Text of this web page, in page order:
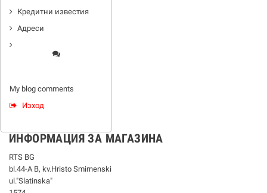
Кредитни известия
Адреси
My blog comments
Изход
ИНФОРМАЦИЯ ЗА МАГАЗИНА
RTS BG
bl.44-А В, kv.Hristo Smirnenski
ul."Slatinska"